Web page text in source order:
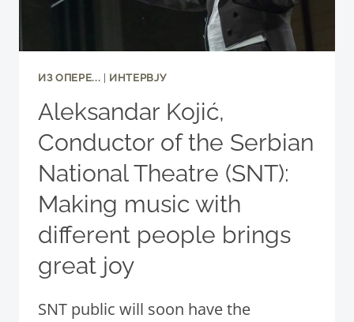
ИЗ ОПЕРE... | ИНТЕРВЈУ
Аlеksаndаr Kојić,
Conductor of the Serbian
National Theatre (SNT):
Making music with
different people brings
great joy
SNT public will soon have the